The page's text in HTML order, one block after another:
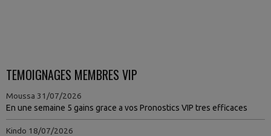
TEMOIGNAGES MEMBRES VIP
Moussa 31/07/2026
En une semaine 5 gains grace a vos Pronostics VIP tres efficaces
Kindo 18/07/2026